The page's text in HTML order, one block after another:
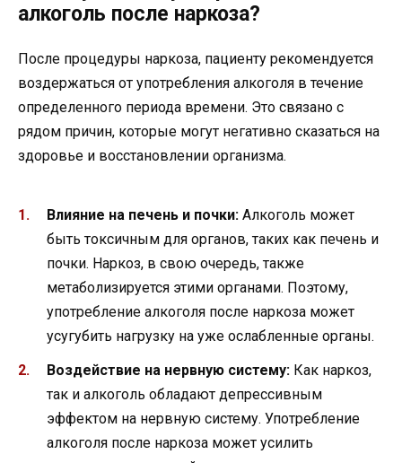
алкоголь после наркоза?
После процедуры наркоза, пациенту рекомендуется
воздержаться от употребления алкоголя в течение
определенного периода времени. Это связано с
рядом причин, которые могут негативно сказаться на
здоровье и восстановлении организма.
Влияние на печень и почки: Алкоголь может
быть токсичным для органов, таких как печень и
почки. Наркоз, в свою очередь, также
метаболизируется этими органами. Поэтому,
употребление алкоголя после наркоза может
усугубить нагрузку на уже ослабленные органы.
Воздействие на нервную систему: Как наркоз,
так и алкоголь обладают депрессивным
эффектом на нервную систему. Употребление
алкоголя после наркоза может усилить